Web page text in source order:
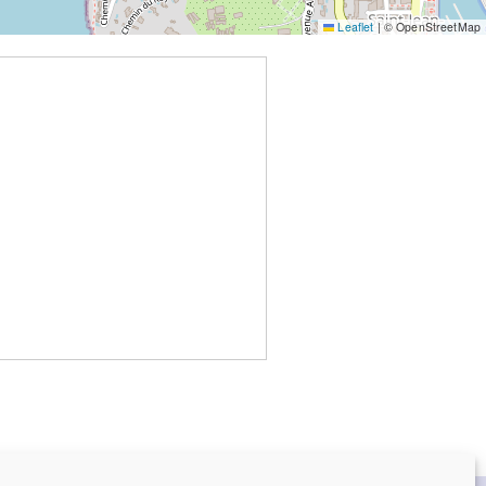
Leaflet |© OpenStreetMap